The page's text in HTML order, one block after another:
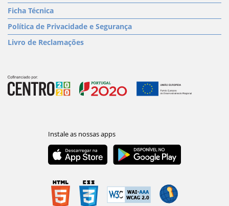
Ficha Técnica
Política de Privacidade e Segurança
Livro de Reclamações